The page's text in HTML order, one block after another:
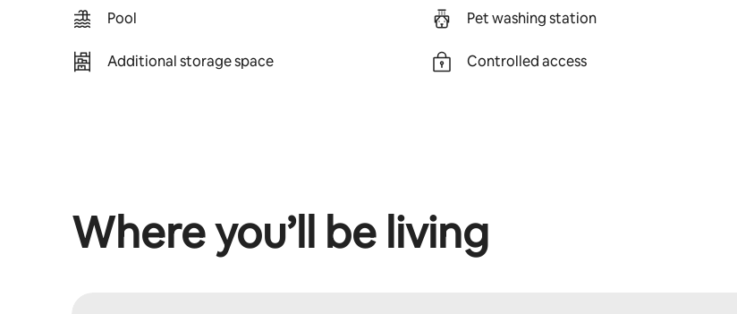
Pool
Additional storage space
Pet washing station
Controlled access
Where you’ll be living